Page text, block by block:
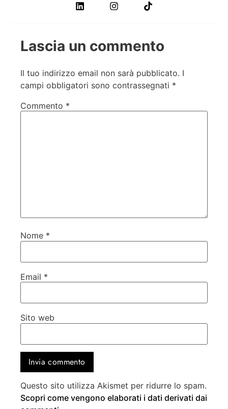
Lascia un commento
Il tuo indirizzo email non sarà pubblicato. I
campi obbligatori sono contrassegnati *
Commento *
Nome *
Email *
Sito web
Questo sito utilizza Akismet per ridurre lo spam.
Scopri come vengono elaborati i dati derivati dai